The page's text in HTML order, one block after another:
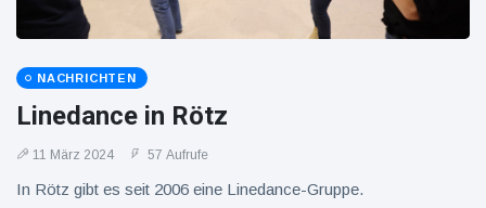
NACHRICHTEN
Linedance in Rötz
11 März 2024 57 Aufrufe
In Rötz gibt es seit 2006 eine Linedance-Gruppe.